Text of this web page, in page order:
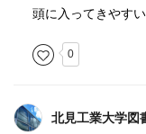
頭に入ってきやすい
0
北見工業大学図